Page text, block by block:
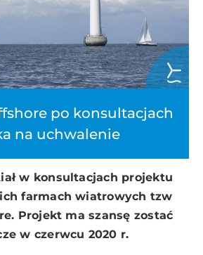
po konsultacjach
na uchwalenie
w konsultacjach projektu
farmach wiatrowych tzw
Projekt ma szansę zostać
w czerwcu 2020 r.